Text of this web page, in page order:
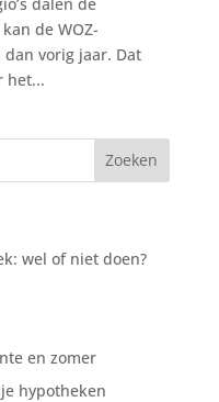
de WOZ-
vorig jaar. Dat
het...
wel of niet doen?
en zomer
hypotheken